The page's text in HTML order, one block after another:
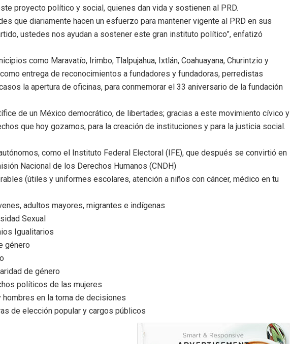
proyecto político y social, quienes dan vida y sostienen al PRD.
que diariamente hacen un esfuerzo para mantener vigente al PRD en sus
ustedes nos ayudan a sostener este gran instituto político”, enfatizó
como Maravatío, Irimbo, Tlalpujahua, Ixtlán, Coahuayana, Churintzio y
entrega de reconocimientos a fundadores y fundadoras, perredistas
la apertura de oficinas, para conmemorar el 33 aniversario de la fundación
de un México democrático, de libertades; gracias a este movimiento cívico y
que hoy gozamos, para la creación de instituciones y para la justicia social.
como el Instituto Federal Electoral (IFE), que después se convirtió en
Nacional de los Derechos Humanos (CNDH)
(útiles y uniformes escolares, atención a niños con cáncer, médico en tu
adultos mayores, migrantes e indígenas
Sexual
Igualitarios
género
de género
políticos de las mujeres
en la toma de decisiones
de elección popular y cargos públicos